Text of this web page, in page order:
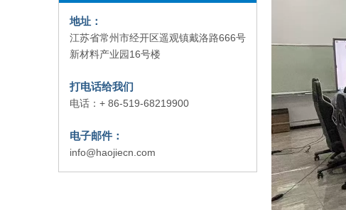
地址：
江苏省常州市经开区遥观镇戴洛路666号
新材料产业园16号楼
打电话给我们
电话：+ 86-519-68219900
电子邮件：
info@haojiecn.com